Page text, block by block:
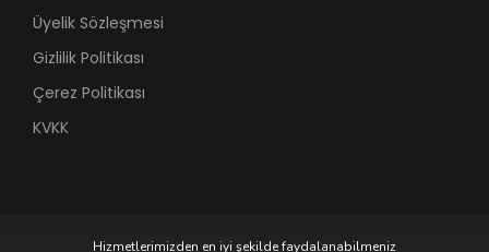
Üyelik Sözleşmesi
Gizlilik Politikası
Çerez Politikası
KVKK
Hizmetlerimizden en iyi şekilde faydalanabilmeniz